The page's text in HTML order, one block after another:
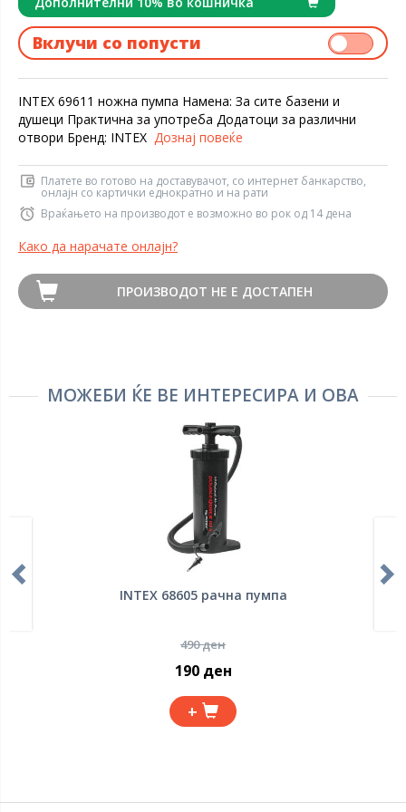
Вклучи со попусти
INTEX 69611 ножна пумпа Намена: За сите базени и
душеци Практична за употреба Додатоци за различни
отвори Бренд: INTEX Дознај повеќе
Платете во готово на доставувачот, со интернет банкарство,
онлајн со картички еднократно и на рати
Враќањето на производот е возможно во рок од 14 дена
Како да нарачате онлајн?
ПРОИЗВОДОТ НЕ Е ДОСТАПЕН
МОЖЕБИ ЌЕ ВЕ ИНТЕРЕСИРА И ОВА
INTEX 68605 рачна пумпа
490 ден
190 ден
+